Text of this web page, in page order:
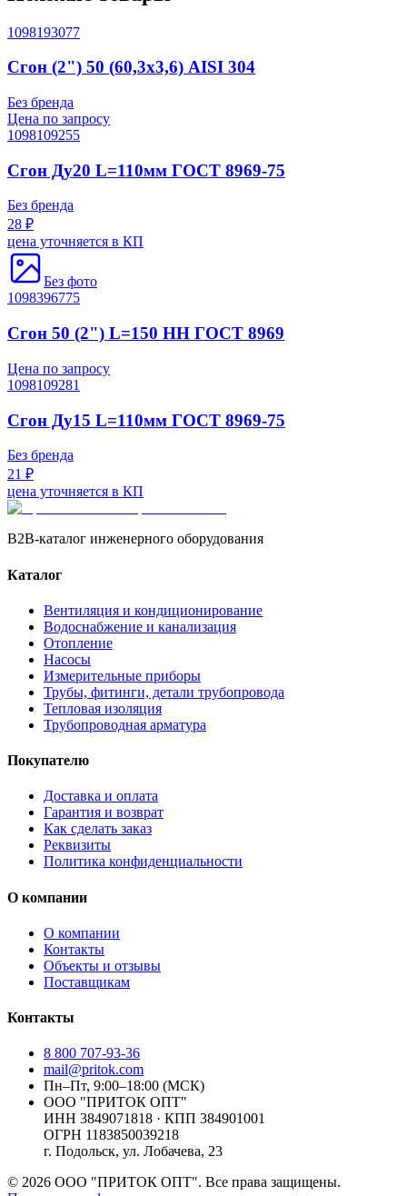
1098193077
Сгон (2") 50 (60,3х3,6) AISI 304
Без бренда
Цена по запросу
1098109255
Сгон Ду20 L=110мм ГОСТ 8969-75
Без бренда
28 ₽
цена уточняется в КП
Без фото
1098396775
Сгон 50 (2") L=150 НН ГОСТ 8969
Цена по запросу
1098109281
Сгон Ду15 L=110мм ГОСТ 8969-75
Без бренда
21 ₽
цена уточняется в КП
B2B-каталог инженерного оборудования
Каталог
Вентиляция и кондиционирование
Водоснабжение и канализация
Отопление
Насосы
Измерительные приборы
Трубы, фитинги, детали трубопровода
Тепловая изоляция
Трубопроводная арматура
Покупателю
Доставка и оплата
Гарантия и возврат
Как сделать заказ
Реквизиты
Политика конфиденциальности
О компании
О компании
Контакты
Объекты и отзывы
Поставщикам
Контакты
8 800 707-93-36
mail@pritok.com
Пн–Пт, 9:00–18:00 (МСК)
ООО "ПРИТОК ОПТ"
ИНН 3849071818 · КПП 384901001
ОГРН 1183850039218
г. Подольск, ул. Лобачева, 23
© 2026 ООО "ПРИТОК ОПТ". Все права защищены.